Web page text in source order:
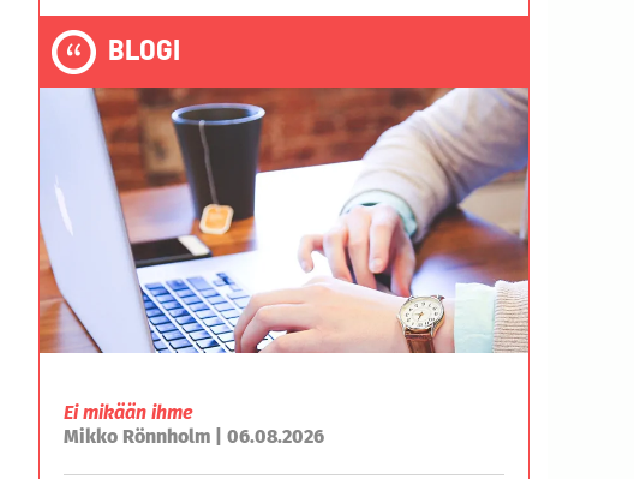
BLOGI
Ei mikään ihme
Mikko Rönnholm | 06.08.2026